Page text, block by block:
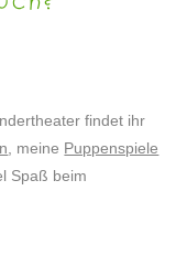
findet ihr
, meine Puppenspiele
Spaß beim